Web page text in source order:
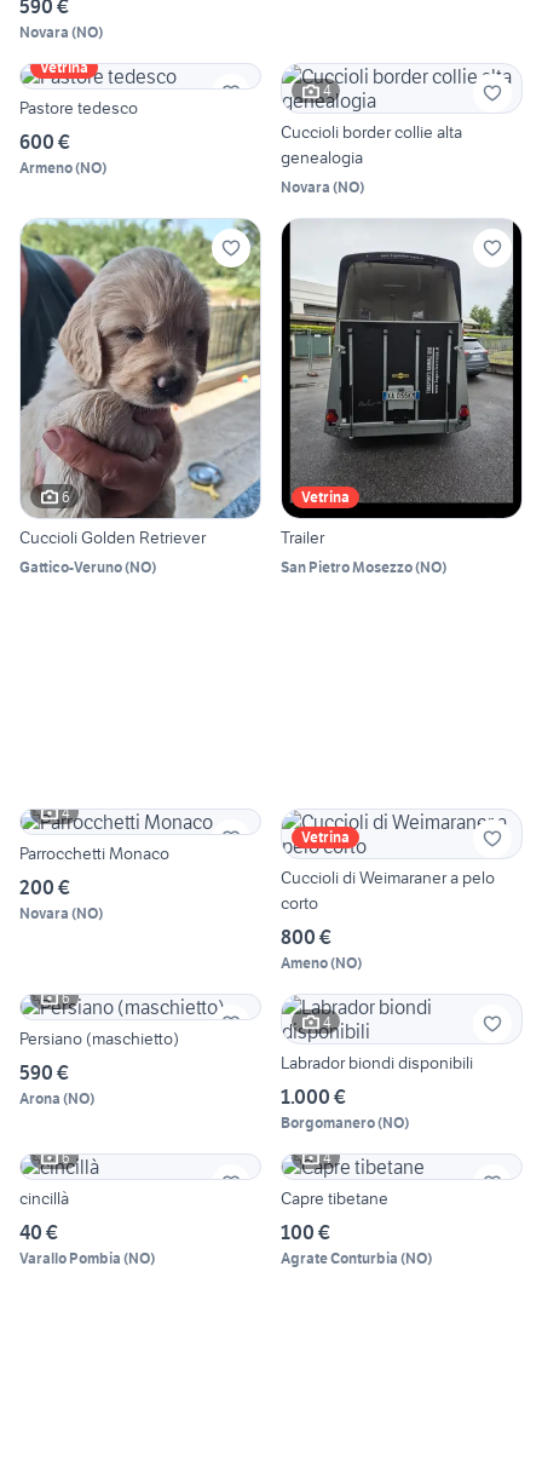
590 €
Novara (NO)
Vetrina
Pastore tedesco
600 €
Armeno(NO)
4
Cuccioli border collie alta
genealogia
Novara (NO)
6
Cuccioli Golden Retriever
Gattico-Veruno(NO)
Vetrina
Trailer
San Pietro Mosezzo(NO)
4
Parrocchetti Monaco
200 €
Novara (NO)
Vetrina
Cuccioli di Weimaraner a pelo
corto
800 €
Ameno(NO)
6
Persiano (maschietto)
590 €
Arona (NO)
4
Labrador biondi disponibili
1.000 €
Borgomanero(NO)
6
cincillà
40 €
Varallo Pombia (NO)
4
Capre tibetane
100 €
Agrate Conturbia (NO)